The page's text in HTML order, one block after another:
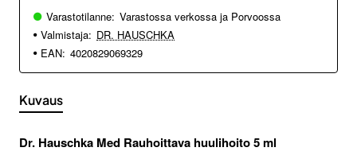
Varastotilanne: Varastossa verkossa ja Porvoossa
Valmistaja: DR. HAUSCHKA
EAN: 4020829069329
Kuvaus
Dr. Hauschka Med Rauhoittava huulihoito 5 ml